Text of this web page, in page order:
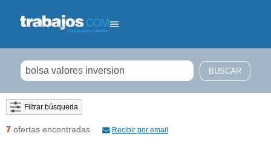
Filtrar búsqueda
7 ofertas encontradas Recibir por email